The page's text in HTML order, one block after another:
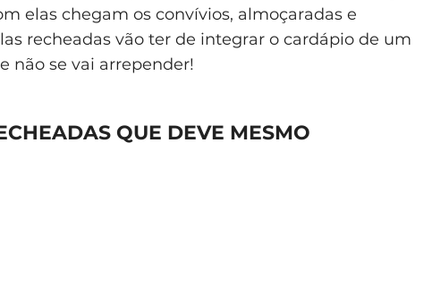
elas chegam os convívios, almoçaradas e
recheadas vão ter de integrar o cardápio de um
não se vai arrepender!
QUE DEVE MESMO